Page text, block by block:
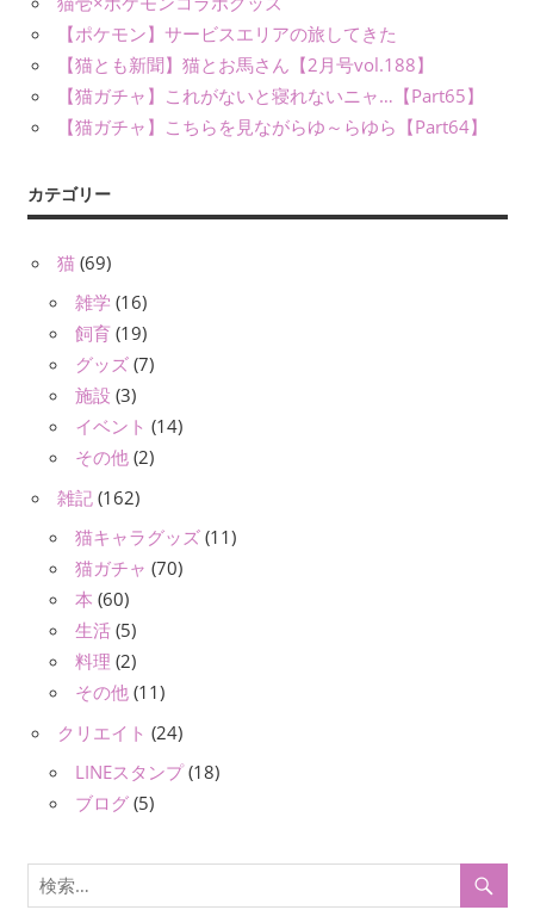
【ポケモン】サービスエリアの旅してきた
【猫とも新聞】猫とお馬さん【2月号vol.188】
【猫ガチャ】これがないと寝れないニャ…【Part65】
【猫ガチャ】こちらを見ながらゆ～らゆら【Part64】
カテゴリー
猫 (69)
雑学 (16)
飼育 (19)
グッズ (7)
施設 (3)
イベント (14)
その他 (2)
雑記 (162)
猫キャラグッズ (11)
猫ガチャ (70)
本 (60)
生活 (5)
料理 (2)
その他 (11)
クリエイト (24)
LINEスタンプ(18)
ブログ (5)